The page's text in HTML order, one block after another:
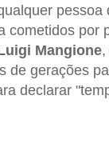
cometidos por
Mangione,
de gerações
declarar